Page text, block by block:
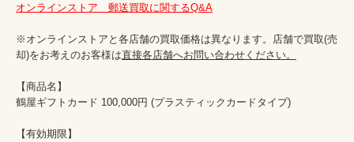
オンラインストア　郵送買取に関するQ&A
※オンラインストアと各店舗の買取価格は異なります。店舗で買取(売
却)をお考えのお客様は直接各店舗へお問い合わせください。
【商品名】
鶴屋ギフトカード 100,000円 (プラスティックカードタイプ)
【有効期限】